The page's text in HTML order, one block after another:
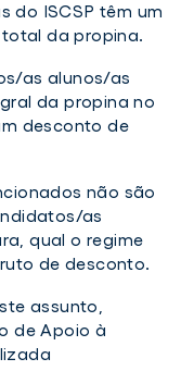
do ISCSP têm um
da propina.
as alunos/as
da propina no
desconto de
não são
as
qual o regime
de desconto.
assunto,
de Apoio à